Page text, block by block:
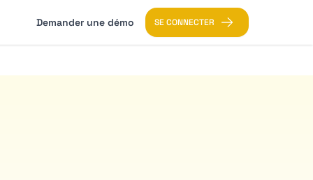
Demander une démo SE CONNECTER